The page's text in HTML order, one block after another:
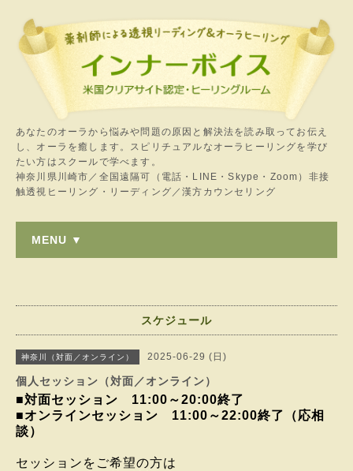
あなたのオーラから悩みや問題の原因と解決法を読み取ってお伝え
し、オーラを癒します。スピリチュアルなオーラヒーリングを学び
たい方はスクールで学べます。
神奈川県川崎市／全国遠隔可（電話・LINE・Skype・Zoom）非接
触透視ヒーリング・リーディング／漢方カウンセリング
MENU ▼
スケジュール
神奈川（対面／オンライン） 2025-06-29 (日)
個人セッション（対面／オンライン）
■対面セッション 11:00～20:00終了
■オンラインセッション 11:00～22:00終了（応相
談）
セッションをご希望の方は